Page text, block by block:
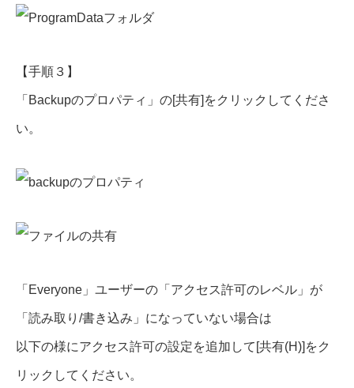
【手順３】
「Backupのプロパティ」の[共有]をクリックしてくださ
い。
「Everyone」ユーザーの「アクセス許可のレベル」が
「読み取り/書き込み」になっていない場合は
以下の様にアクセス許可の設定を追加して[共有(H)]をク
リックしてください。